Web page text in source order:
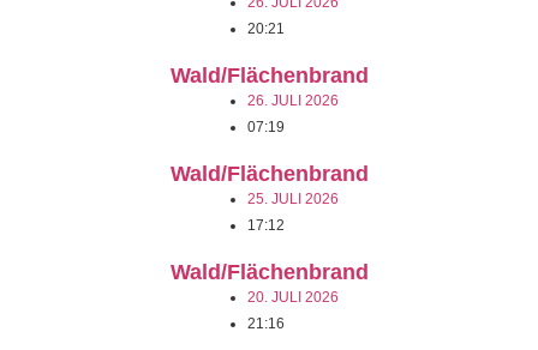
20:21
Wald/Flächenbrand
26. JULI 2026
07:19
Wald/Flächenbrand
25. JULI 2026
17:12
Wald/Flächenbrand
20. JULI 2026
21:16